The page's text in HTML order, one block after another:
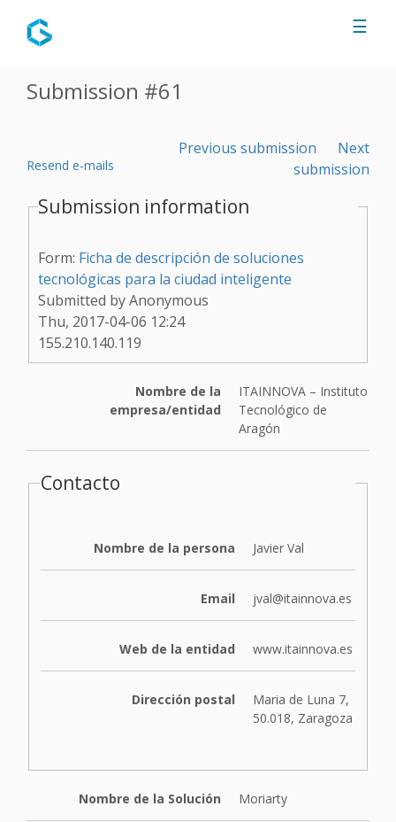
Submission #61
Resend e-mails
Previous submission
Next
submission
Submission information
Form: Ficha de descripción de soluciones
tecnológicas para la ciudad inteligente
Submitted byAnonymous
Thu, 2017-04-06 12:24
155.210.140.119
Nombre de la
empresa/entidad
ITAINNOVA – Instituto
Tecnológico de
Aragón
Contacto
Nombre de la persona Javier Val
Email jval@itainnova.es
Web de la entidad www.itainnova.es
Dirección postal
Maria de Luna 7,
50.018, Zaragoza
Nombre de la Solución Moriarty
☰